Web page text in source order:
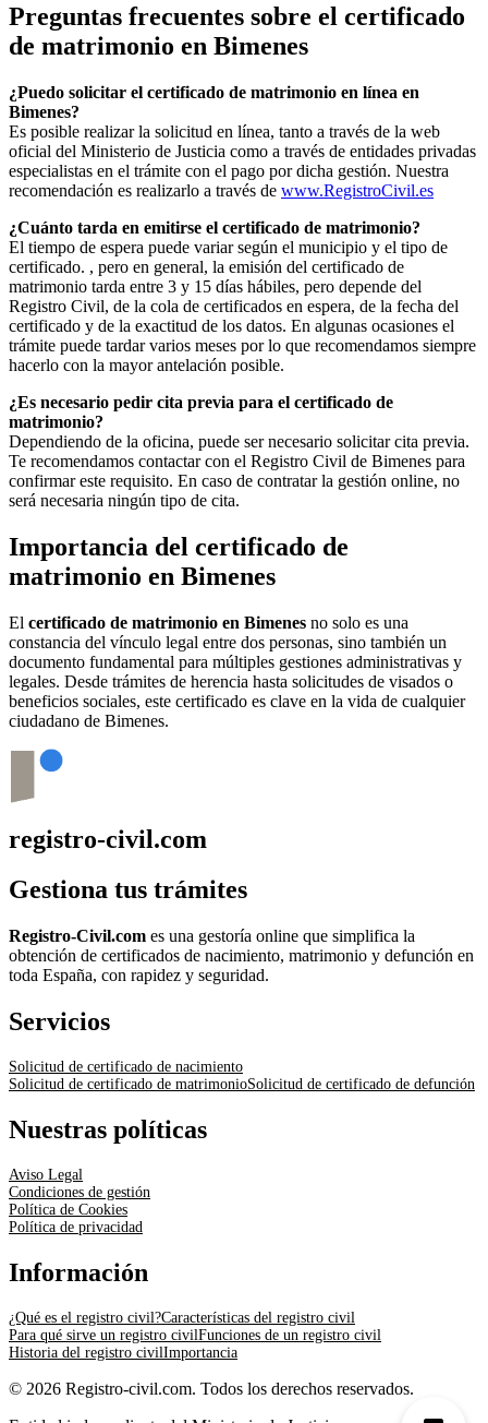
Preguntas frecuentes sobre el certificado
de matrimonio en Bimenes
¿Puedo solicitar el certificado de matrimonio en línea en
Bimenes?
Es posible realizar la solicitud en línea, tanto a través de la web
oficial del Ministerio de Justicia como a través de entidades privadas
especialistas en el trámite con el pago por dicha gestión. Nuestra
recomendación es realizarlo a través de www.RegistroCivil.es
¿Cuánto tarda en emitirse el certificado de matrimonio?
El tiempo de espera puede variar según el municipio y el tipo de
certificado. , pero en general, la emisión del certificado de
matrimonio tarda entre 3 y 15 días hábiles, pero depende del
Registro Civil, de la cola de certificados en espera, de la fecha del
certificado y de la exactitud de los datos. En algunas ocasiones el
trámite puede tardar varios meses por lo que recomendamos siempre
hacerlo con la mayor antelación posible.
¿Es necesario pedir cita previa para el certificado de
matrimonio?
Dependiendo de la oficina, puede ser necesario solicitar cita previa.
Te recomendamos contactar con el Registro Civil de Bimenes para
confirmar este requisito. En caso de contratar la gestión online, no
será necesaria ningún tipo de cita.
Importancia del certificado de
matrimonio en Bimenes
El certificado de matrimonio en Bimenes no solo es una
constancia del vínculo legal entre dos personas, sino también un
documento fundamental para múltiples gestiones administrativas y
legales. Desde trámites de herencia hasta solicitudes de visados o
beneficios sociales, este certificado es clave en la vida de cualquier
ciudadano de Bimenes.
registro-civil.com
Gestiona tus trámites
Registro-Civil.com es una gestoría online que simplifica la
obtención de certificados de nacimiento, matrimonio y defunción en
toda España, con rapidez y seguridad.
Servicios
Solicitud de certificado de nacimiento
Solicitud de certificado de matrimonioSolicitud de certificado de defunción
Nuestras políticas
Aviso Legal
Condiciones de gestión
Política de Cookies
Política de privacidad
Información
¿Qué es el registro civil?Características del registro civil
Para qué sirve un registro civilFunciones de un registro civil
Historia del registro civilImportancia
© 2026 Registro-civil.com. Todos los derechos reservados.